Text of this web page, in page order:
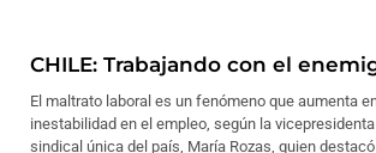
CHILE: Trabajando con el
El maltrato laboral es un fenómeno que aumenta
inestabilidad en el empleo, según la
sindical única del país, María Rozas, quien